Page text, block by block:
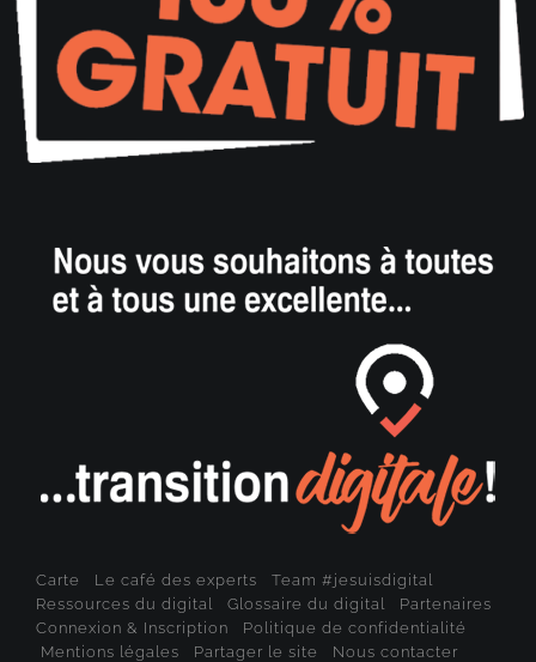
Carte Le café des experts
Team #jesuisdigital
Ressources du digital
Glossaire du digital
Partenaires
Connexion & Inscription
Politique de confidentialité
Mentions légales
Partager le site Nous contacter